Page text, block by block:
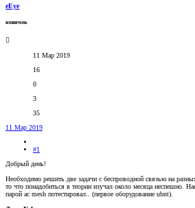
eEye
новичок
11 Мар 2019
16
0
3
35
11 Мар 2019
#1
Добрый день!
Необходимо решить две задачи с беспроводной связью на
то что понадобиться в теории изучал около месяца неспешно.
парой ac mesh потестировал.. (первое оборудование ubnt).